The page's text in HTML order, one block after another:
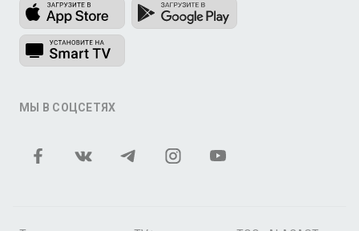
МЫ В СОЦСЕТЯХ